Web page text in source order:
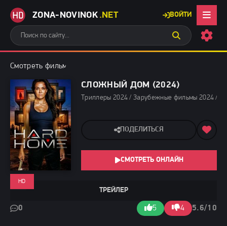
ZONA-NOVINOK .NET ВОЙТИ
Смотреть фильмы бесплатно
СЛОЖНЫЙ ДОМ (2024)
Триллеры 2024 / Зарубежные фильмы 2024 /
ТРЕЙЛЕР
0 5 4 5.6/10
HD
ПОДЕЛИТЬСЯ
СМОТРЕТЬ ОНЛАЙН